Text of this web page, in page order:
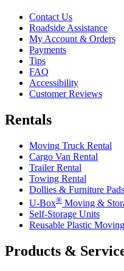
Contact Us
Roadside Assistance
My Account & Orders
Payments
Tips
FAQ
Accessibility
Customer Reviews
Rentals
Moving Truck Rental
Cargo Van Rental
Trailer Rental
Towing Rental
Dollies & Furniture Pads
U-Box® Moving &
Self-Storage Units
Reusable Plastic
Products &